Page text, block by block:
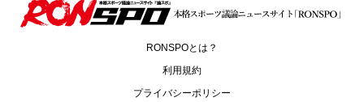
RONSPOとは？
利用規約
プライバシーポリシー